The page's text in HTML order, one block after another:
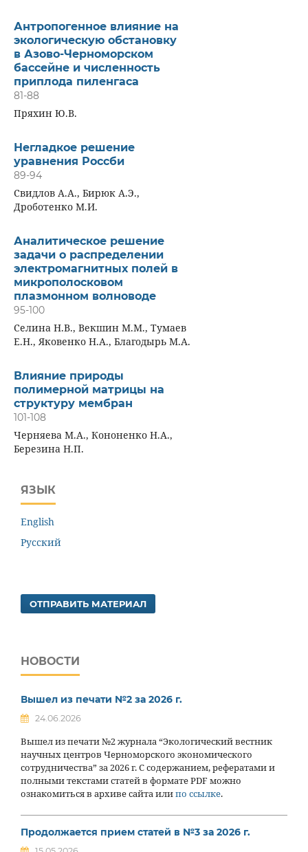
Антропогенное влияние на
экологическую обстановку
в Азово-Черноморском
бассейне и численность
приплода пиленгаса
81-88
Пряхин Ю.В.
Негладкое решение
уравнения Россби
89-94
Свидлов А.А., Бирюк А.Э.,
Дроботенко М.И.
Аналитическое решение
задачи о распределении
электромагнитных полей в
микрополосковом
плазмонном волноводе
95-100
Селина Н.В., Векшин М.М., Тумаев
Е.Н., Яковенко Н.А., Благодырь М.А.
Влияние природы
полимерной матрицы на
структуру мембран
101-108
Черняева М.А., Кононенко Н.А.,
Березина Н.П.
ЯЗЫК
English
Русский
ОТПРАВИТЬ МАТЕРИАЛ
НОВОСТИ
Вышел из печати №2 за 2026 г.
24.06.2026
Вышел из печати №2 журнала “Экологический вестник
научных центров Черноморского экономического
сотрудничества” за 2026 г. С содержанием, рефератами и
полными текстами статей в формате PDF можно
ознакомиться в архиве сайта илипо ссылке.
Продолжается прием статей в №3 за 2026 г.